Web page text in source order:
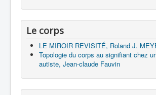
Le corps
LE MIROIR REVISITÉ, Roland J.
Topologie du corps au signifiant chez
autiste, Jean-claude Fauvin